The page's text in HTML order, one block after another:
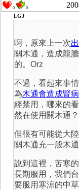
0 0
LGJ
啊，原來上一次
關木通，造成龍
的。Orz
不過，看起來事
為木通會造成腎
經禁用，哪來的
然在使用關木通？
但很有可能從大
關木通充一般木通
說到這裡，苦寒
長期服用，我們
要服用寒涼的中